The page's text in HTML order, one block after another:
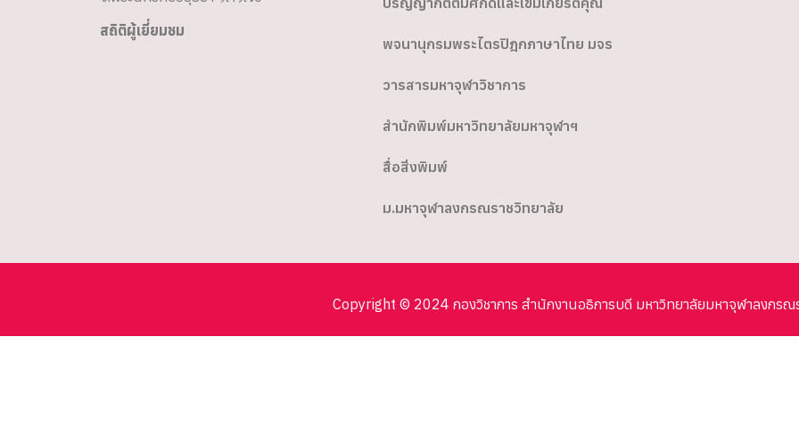
สถิติผู้เยี่ยมชม
พจนานุกรมพระไตรปิฎกภาษาไทย มจร
วารสารมหาจุฬาวิชาการ
สำนักพิมพ์มหาวิทยาลัยมหาจุฬาฯ
สื่อสิ่งพิมพ์
ม.มหาจุฬาลงกรณราชวิทยาลัย
Copyright © 2024 กองวิชาการ สำนักงานอธิการบดี มหาวิทยาลัยมหาจุฬาลงกรณ